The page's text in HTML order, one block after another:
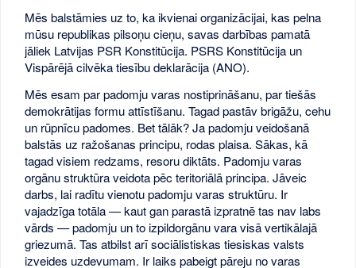
Mēs balstāmies uz to, ka ikvienai organizācijai, kas pelna
mūsu republikas pilsoņu cieņu, savas darbības pamatā
jāliek Latvijas PSR Konstitūcija. PSRS Konstitūcija un
Vispārējā cilvēka tiesību deklarācija (ANO).
Mēs esam par padomju varas nostiprināšanu, par tiešās
demokrātijas formu attīstīšanu. Tagad pastāv brigāžu, cehu
un rūpnīcu padomes. Bet tālāk? Ja padomju veidošanā
balstās uz ražošanas principu, rodas plaisa. Sākas, kā
tagad visiem redzams, resoru diktāts. Padomju varas
orgānu struktūra veidota pēc teritoriālā principa. Jāveic
darbs, lai radītu vienotu padomju varas struktūru. Ir
vajadzīga totāla — kaut gan parastā izpratnē tas nav labs
vārds — padomju un to izpildorgānu vara visā vertikālajā
griezumā. Tas atbilst arī sociālistiskas tiesiskas valsts
izveides uzdevumam. Ir laiks pabeigt pāreju no varas